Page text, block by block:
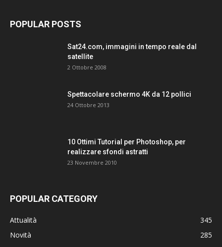
POPULAR POSTS
Sat24.com, immagini in tempo reale dal
satellite
2 Ottobre 2008
Spettacolare schermo 4K da 12 pollici
24 Ottobre 2013
10 Ottimi Tutorial per Photoshop, per
realizzare sfondi astratti
23 Novembre 2010
POPULAR CATEGORY
Attualità
345
Novità
285